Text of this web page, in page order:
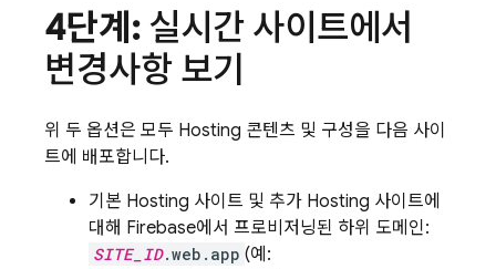
4단계: 실시간 사이트에서
변경사항 보기
위 두 옵션은 모두 Hosting 콘텐츠 및 구성을 다음 사이
트에 배포합니다.
기본 Hosting 사이트 및 추가 Hosting 사이트에
대해 Firebase에서 프로비저닝된 하위 도메인:
SITE_ID.web.app (예: